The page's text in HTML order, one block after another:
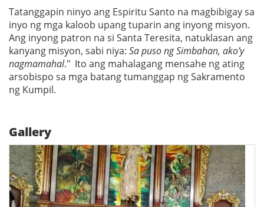
Tatanggapin ninyo ang Espiritu Santo na magbibigay sa
inyo ng mga kaloob upang tuparin ang inyong misyon.
Ang inyong patron na si Santa Teresita, natuklasan ang
kanyang misyon, sabi niya: Sa puso ng Simbahan, ako’y
nagmamahal." Ito ang mahalagang mensahe ng ating
arsobispo sa mga batang tumanggap ng Sakramento
ng Kumpil.
Gallery